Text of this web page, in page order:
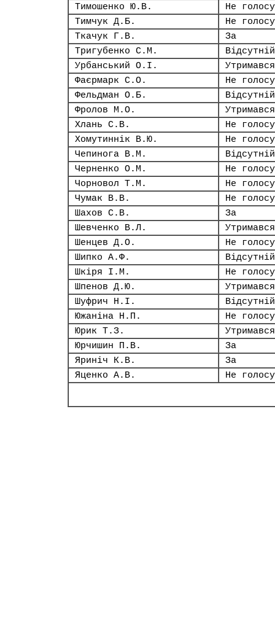
Тимошенко Ю.В.
Не
Тимчук Д.Б.
Не
Ткачук Г.В.
За
Тригубенко С.М.
Відсутній
Урбанський О.І.
Утримався
Фаєрмарк С.О.
Не
Фельдман О.Б.
Відсутній
Фролов М.О.
Утримався
Хлань С.В.
Не
Хомутиннік В.Ю.
Не
Чепинога В.М.
Відсутній
Черненко О.М.
Не
Чорновол Т.М.
Не
Чумак В.В.
Не
Шахов С.В.
За
Шевченко В.Л.
Утримався
Шенцев Д.О.
Не
Шипко А.Ф.
Відсутній
Шкіря І.М.
Не
Шпенов Д.Ю.
Утримався
Шуфрич Н.І.
Відсутній
Южаніна Н.П.
Не
Юрик Т.З.
Утримався
Юрчишин П.В.
За
Яриніч К.В.
За
Яценко А.В.
Не